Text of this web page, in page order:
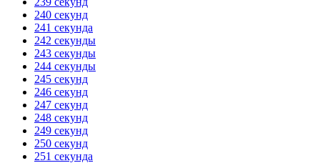
240 секунд
241 секунда
242 секунды
243 секунды
244 секунды
245 секунд
246 секунд
247 секунд
248 секунд
249 секунд
250 секунд
251 секунда